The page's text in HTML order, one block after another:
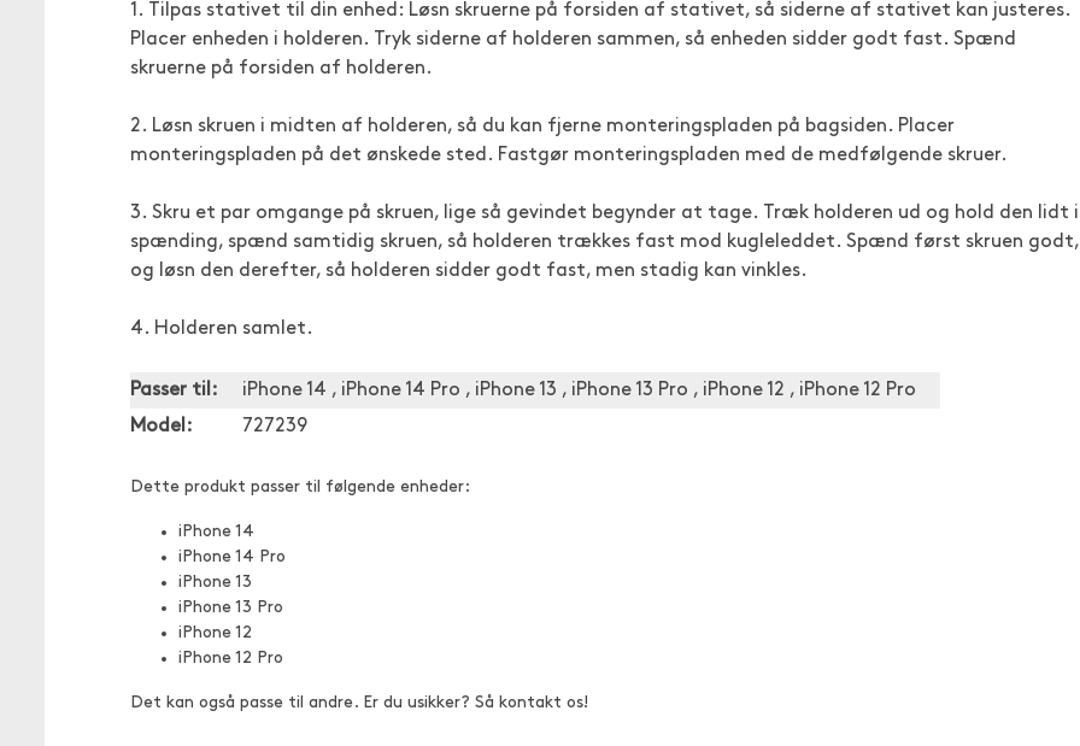
1. Tilpas stativet til din enhed: Løsn skruerne på forsiden af stativet, så siderne af stativet kan justeres.
Placer enheden i holderen. Tryk siderne af holderen sammen, så enheden sidder godt fast. Spænd
skruerne på forsiden af holderen.
2. Løsn skruen i midten af holderen, så du kan fjerne monteringspladen på bagsiden. Placer
monteringspladen på det ønskede sted. Fastgør monteringspladen med de medfølgende skruer.
3. Skru et par omgange på skruen, lige så gevindet begynder at tage. Træk holderen ud og hold den lidt i
spænding, spænd samtidig skruen, så holderen trækkes fast mod kugleleddet. Spænd først skruen godt,
og løsn den derefter, så holderen sidder godt fast, men stadig kan vinkles.
4. Holderen samlet.
Passer til:
iPhone 14 , iPhone 14 Pro , iPhone 13 , iPhone 13 Pro , iPhone 12 , iPhone 12 Pro
Model:
727239
Dette produkt passer til følgende enheder:
iPhone 14
iPhone 14 Pro
iPhone 13
iPhone 13 Pro
iPhone 12
iPhone 12 Pro
Det kan også passe til andre. Er du usikker? Så kontakt os!